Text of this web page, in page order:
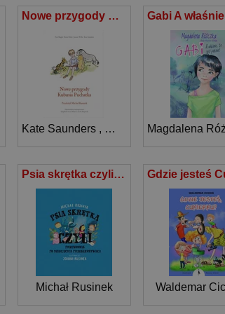
Nowe przygody Kubusia Puchatka
Kate Saunders , Brian Sibley,A.A. Milne
Magdalena
Psia skrętka czyli przewodnik po dziecięcych przekleństwach
Michał Rusinek Waldemar